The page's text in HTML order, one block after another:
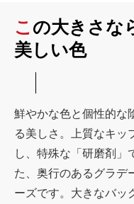
この大きさなら取り入れてみたい
美しい色
鮮やかな色と個性的な
る美しさ。上質なキッ
し、特殊な「研磨剤」
た、奥行のあるグラデ
ーズです。大きなバッ